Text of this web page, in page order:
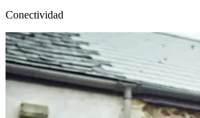
Conectividad